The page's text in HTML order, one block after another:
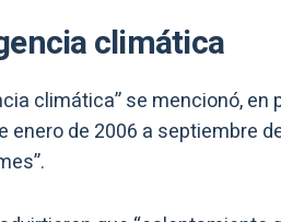
climática
climática” se mencionó,
enero de 2006 a septiembre